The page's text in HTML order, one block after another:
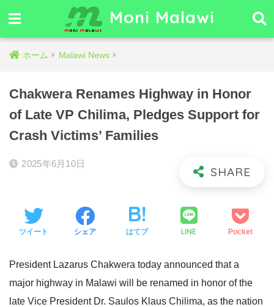
Moni Malawi
ホーム Malawi News
Chakwera Renames Highway in Honor
of Late VP Chilima, Pledges Support for
Crash Victims’ Families
2025年6月10日
ツイート シェア はてブ LINE Pocket
President Lazarus Chakwera today announced that a
major highway in Malawi will be renamed in honor of the
late Vice President Dr. Saulos Klaus Chilima, as the nation